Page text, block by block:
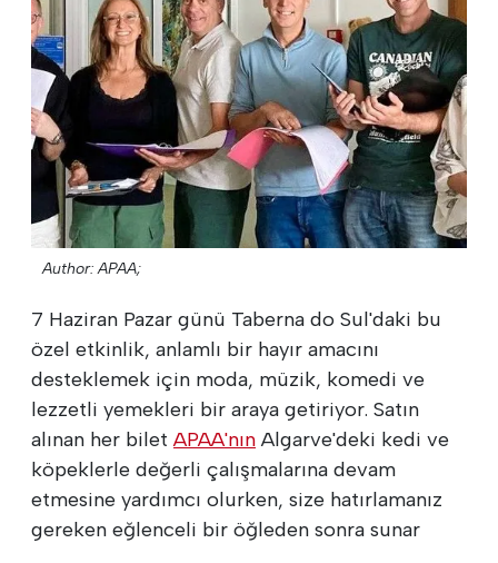
Author: APAA;
7 Haziran Pazar günü Taberna do Sul'daki bu
özel etkinlik, anlamlı bir hayır amacını
desteklemek için moda, müzik, komedi ve
lezzetli yemekleri bir araya getiriyor. Satın
alınan her biletAPAA'nınAlgarve'deki kedi ve
köpeklerle değerli çalışmalarına devam
etmesine yardımcı olurken, size hatırlamanız
gereken eğlenceli bir öğleden sonra sunar